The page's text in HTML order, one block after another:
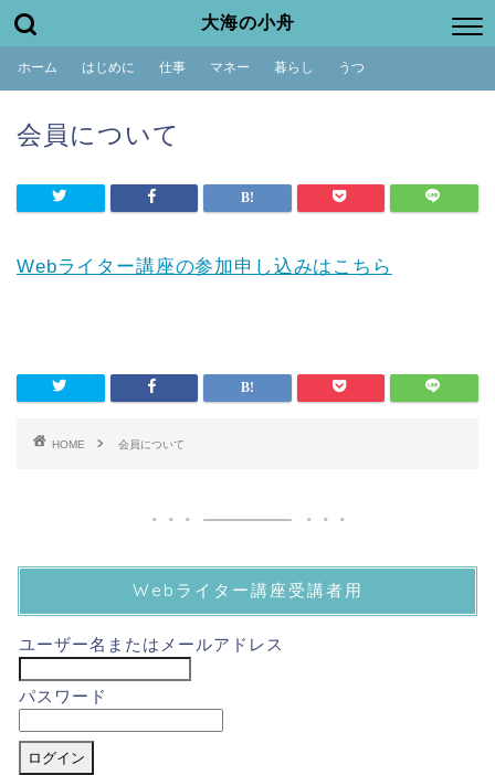
大海の小舟
ホーム はじめに 仕事 マネー 暮らし うつ
会員について
Webライター講座の参加申し込みはこちら
HOME 会員について
Webライター講座受講者用
ユーザー名またはメールアドレス
パスワード